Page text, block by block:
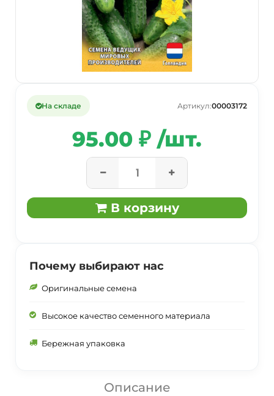
На складе Артикул:00003172
95.00 ₽ /шт.
В корзину
Почему выбирают нас
Оригинальные семена
Высокое качество семенного материала
Бережная упаковка
Описание